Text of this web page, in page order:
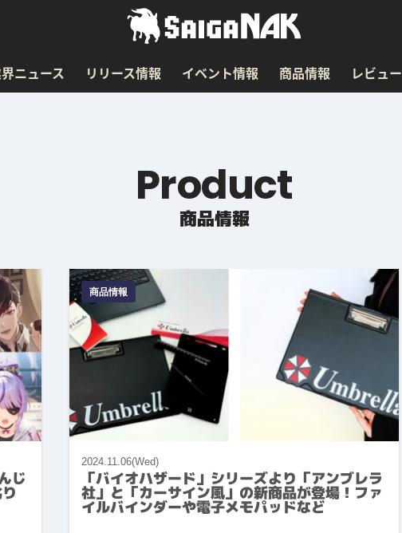
ニュース リリース情報 イベント情報 商品情報 レビュー
Product
商品情報
じ
商品情報
2024.11.06(Wed)
「バイオハザード」シリーズより「アンブレラ
社」と「カーサイン風」の新商品が登場！ファ
イルバインダーや電子メモパッドなど